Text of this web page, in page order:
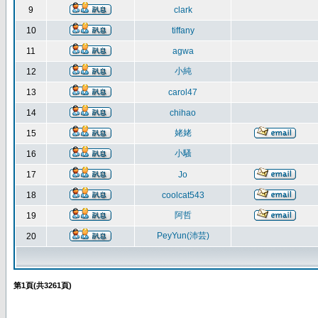
9 clark
10 tiffany
11 agwa
12 小純
13 carol47
14 chihao
15 姥姥
16 小騷
17 Jo
18 coolcat543
19 阿哲
20 PeyYun(沛芸)
第1頁(共3261頁)